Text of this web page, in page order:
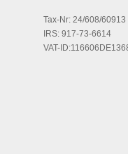
Tax-Nr: 24/608/60913
IRS: 917-73-6614
VAT-